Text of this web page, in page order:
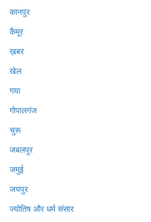
कानपुर
कैमूर
ख़बर
खेल
गया
गोपालगंज
चुरू
जबलपुर
जमुई
जयपुर
ज्योतिष और धर्म संसार